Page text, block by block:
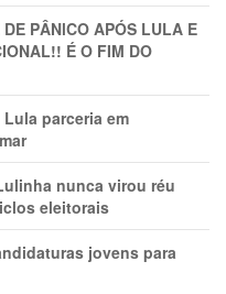
PÂNlCO APÓS LULA E
É O FIM DO
parceria em
nunca virou réu
eleitorais
jovens para